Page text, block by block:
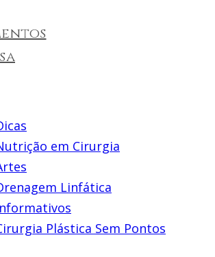
em Cirurgia
Linfática
Plástica Sem Pontos